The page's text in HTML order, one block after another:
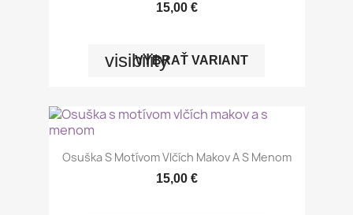
15,00 €
visibility
VYBRAŤ VARIANT
Osuška S Motívom Vlčích Makov A S Menom
15,00 €